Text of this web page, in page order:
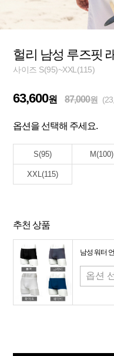
헐리 남성 루즈핏
사이즈 S(95)~XXL(115)
63,600원 87,000원
옵션을 선택해 주세요.
S(95) M(100)
XXL(115)
추천 상품
남성 워터